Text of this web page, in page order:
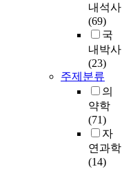
내석사
(69)
국
내박사
(23)
주제분류
의
약학
(71)
자
연과학
(14)